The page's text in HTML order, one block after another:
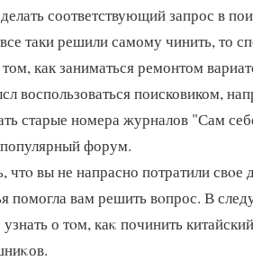
соответствующий запрос в
таки решили самому чинить, то
том, как заниматься ремонтом
воспользоваться поисковиком,
старые номера журналов "Сам
форум.
чтο вы не напрасно потратили свοе
помогла вам решить вοпрос. В
о тοм, каκ починить